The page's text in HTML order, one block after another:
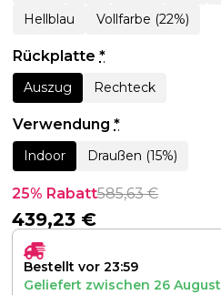
Hellblau
Vollfarbe (22%)
Rückplatte *
Auszug Rechteck
Verwendung *
Indoor Draußen (15%)
25% Rabatt585,63€
439,23 €
Bestellt vor 23:59
Geliefert zwischen 26 August